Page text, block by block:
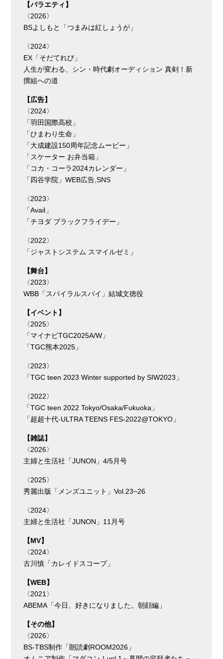
【バラエティ】
〈2026
BSよしもと「つまみは紅しょうが」
〈2024
EX「そだてれび」
人生が変わる、シン・時代劇オーディション 真剣！新
撰組への道
【広告】
〈2024〉
「羽田国際高校」
「ひまわり生命」
「⼤成建設150周年記念ムービー」
「スケーター お弁当箱」
「コカ・コーラ2024カレンダー」
「四谷学院」WEB広告,SNS
〈2023〉
「Avail」
「チヨダ ブラックフライデー」
〈2022〉
「ジャストシステム スマイルゼミ」
【舞台】
〈2023〉
WBB「スパイラルスパイ」結城⽂徳役
【イベント】
〈2025〉
「マイナビTGC2025A/W」
「TGC熊本2025」
〈2023〉
「TGC teen 2023 Winter supported by SIW2023」
〈2022〉
「TGC teen 2022 Tokyo/Osaka/Fukuoka」
「超超⼗代-ULTRA TEENS FES-2022@TOKYO」
【雑誌】
〈2026〉
主婦と生活社「JUNON」4/5月号
〈2025〉
秀麗出版「メンズユニット」Vol.23~26
〈2024〉
主婦と生活社「JUNON」11月号
【MV】
〈2024〉
古川慎「カレイドスコープ」
【WEB】
〈2021〉
ABEMA「今⽇、好きになりました。朝顔編」
【その他】
〈2026〉
BS-TBS制作「朗読劇ROOM2026」